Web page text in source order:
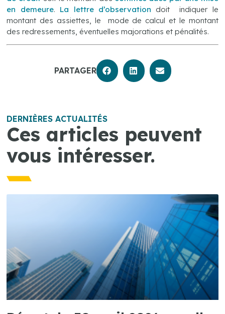
en demeure. La lettre d’observation doit indiquer le
montant des assiettes, le mode de calcul et le montant
des redressements, éventuelles majorations et pénalités.
PARTAGER
DERNIÈRES ACTUALITÉS
Ces articles peuvent
vous intéresser.